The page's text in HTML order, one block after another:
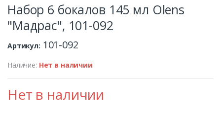
Набор 6 бокалов 145 мл Olens
"Мадрас", 101-092
Артикул: 101-092
Наличие: Нет в наличии
Нет в наличии